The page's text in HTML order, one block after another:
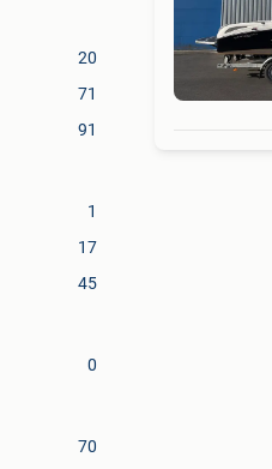
20
71
91
1
17
45
0
70